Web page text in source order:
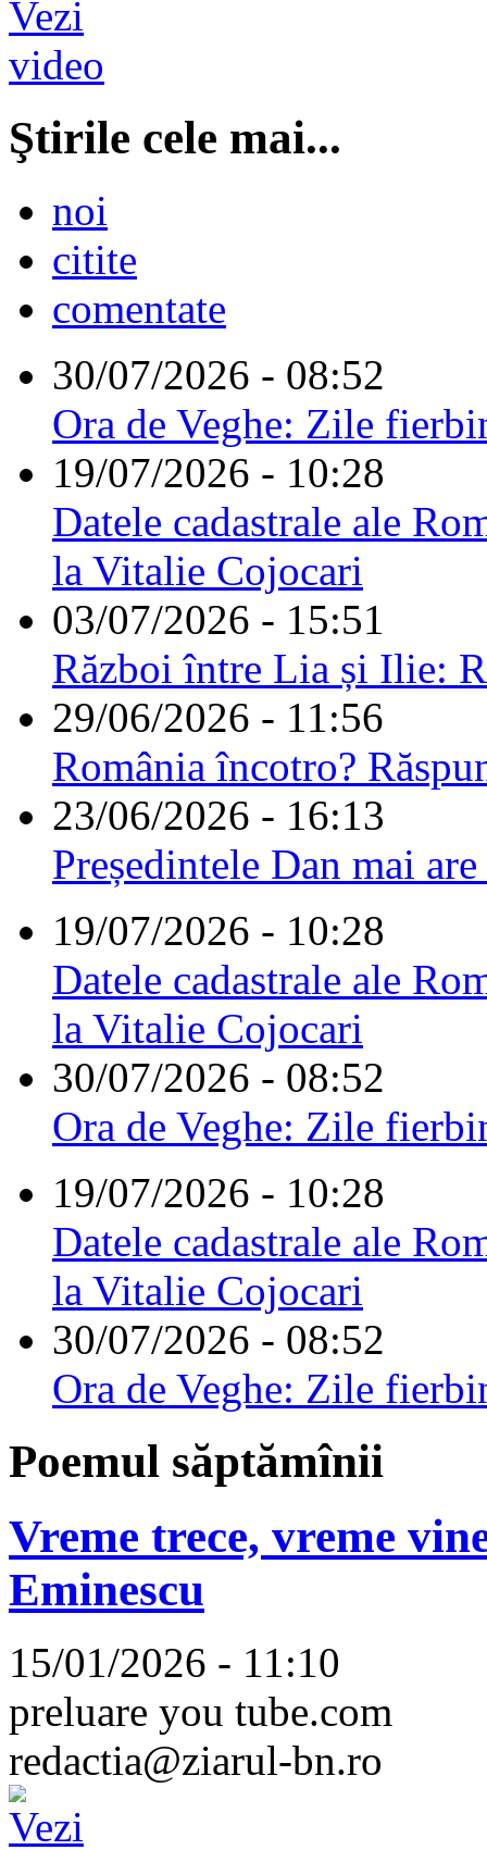
Ştirile cele mai...
noi
citite
comentate
30/07/2026 - 08:52
Ora de Veghe: Zile
19/07/2026 - 10:28
Datele cadastrale ale
la Vitalie Cojocari
03/07/2026 - 15:51
Război între Lia și Ilie:
29/06/2026 - 11:56
România încotro?
23/06/2026 - 16:13
Președintele Dan mai
19/07/2026 - 10:28
Datele cadastrale ale
la Vitalie Cojocari
30/07/2026 - 08:52
Ora de Veghe: Zile
19/07/2026 - 10:28
Datele cadastrale ale
la Vitalie Cojocari
30/07/2026 - 08:52
Ora de Veghe: Zile
Poemul săptămînii
Vreme trece, vreme
Eminescu
15/01/2026 - 11:10
preluare you tube.com
redactia@ziarul-bn.ro